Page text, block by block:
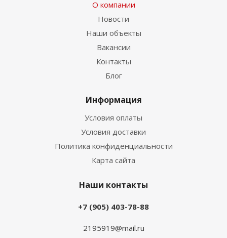
О компании
Новости
Наши объекты
Вакансии
Контакты
Блог
Информация
Условия оплаты
Условия доставки
Политика конфиденциальности
Карта сайта
Наши контакты
+7 (905) 403-78-88
2195919@mail.ru